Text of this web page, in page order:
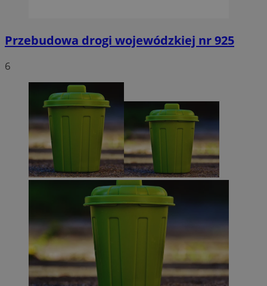
Przebudowa drogi wojewódzkiej nr 925
6